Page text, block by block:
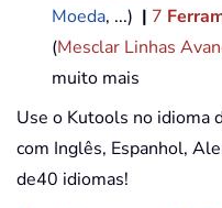
Moeda, ...) | 7
(Mesclar Linhas
muito mais
Use o Kutools no idioma
com Inglês, Espanhol,
de40 idiomas!